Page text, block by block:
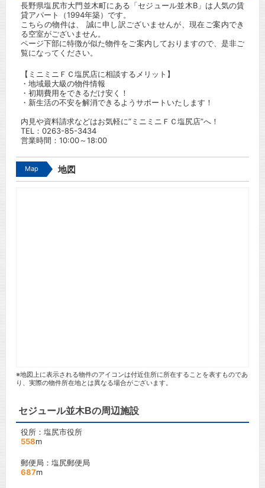
長野県塩尻市大門並木町にある「セジュール並木B」は人気の賃
貸アパート（1994年築）です。
こちらの物件は、 誠に申し訳ございませんが、現在ご案内でき
る空室がございません。
ページ下部に特徴が似た物件をご案内しておりますので、是非ご
覧になってください。
【ミニミニＦＣ塩尻店に相談するメリット】
・地域最大級の物件情報
・初期費用をできるだけ安く！
・新生活の不安を解消できるようサポートいたします！
内見や資料請求などはお気軽に”ミニミニＦＣ塩尻店”へ！
TEL：0263-85-3434
営業時間：10:00～18:00
Map 地図
※地図上に表示される物件のアイコンは付近住所に所在することを表すものであ
り、実際の物件所在地とは異なる場合がございます。
セジュール並木Bの周辺施設
役所：塩尻市役所
558m
郵便局：塩尻郵便局
687m